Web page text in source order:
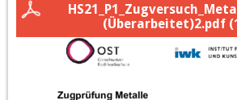
(Überarbeitet)2.pdf